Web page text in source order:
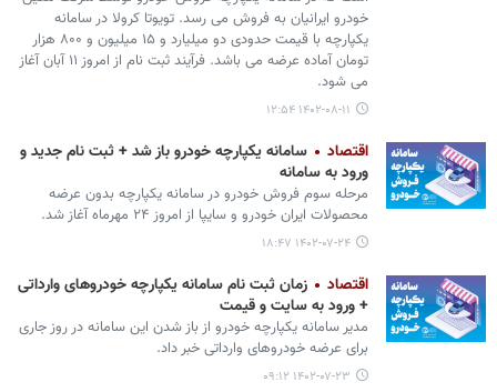
خودرو ایرانیان به فروش می رسد. تویوتا کرولا در سامانه
یکپارچه با قیمت حدودی دو میلیارد و ۱۵ میلیون و ۸۰۰ هزار
تومان آماده عرضه می باشد. فرآیند ثبت نام از امروز ۱۱ آبان آغاز
می شود.
۱۴۰۲-۰۸-۱۱ ۱۲:۵۴
اقتصاد
سامانه یکپارچه خودرو باز شد + ثبت نام جدید و
ورود به سامانه
مرحله سوم فروش خودرو در سامانه یکپارچه بدون عرضه
محصولات ایران خودرو و سایپا از امروز ۲۴ مهرماه آغاز شد.
۱۴۰۲-۰۷-۲۴ ۱۸:۴۷
اقتصاد
زمان ثبت نام سامانه یکپارچه خودروهای وارداتی
+ ورود به سایت و قیمت
مدیر سامانه یکپارچه خودرو از باز شدن این سامانه در روز جاری
برای عرضه خودروهای وارداتی خبر داد.
۱۴۰۲-۰۷-۲۳ ۰۹:۱۲